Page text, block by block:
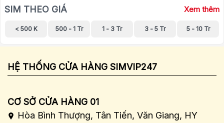
SIM THEO GIÁ Xem thêm
< 500 K 500 - 1 Tr 1 - 3 Tr 3 - 5 Tr 5 - 10 Tr
HỆ THỐNG CỬA HÀNG SIMVIP247
CƠ SỞ CỬA HÀNG 01
Hòa Bình Thượng, Tân Tiến, Văn Giang, HY